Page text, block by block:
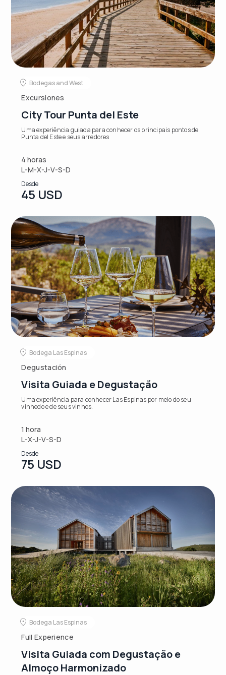
Bodegas and West
Excursiones
City Tour Punta del Este
Uma experiência guiada para conhecer os principais pontos de
Punta del Este e seus arredores
4 horas
L-M-X-J-V-S-D
Desde
45 USD
Bodega Las Espinas
Degustación
Visita Guiada e Degustação
Uma experiência para conhecer Las Espinas por meio do seu
vinhedo e de seus vinhos.
1 hora
L-X-J-V-S-D
Desde
75 USD
Bodega Las Espinas
Full Experience
Visita Guiada com Degustação e
Almoço Harmonizado